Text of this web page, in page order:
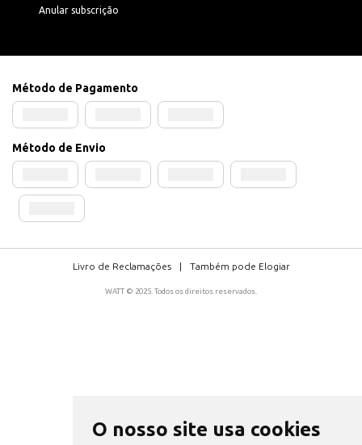
O nosso site usa cookies
Anular subscrição
Método de Pagamento
Método de Envio
Livro de Reclamações | Também pode Elogiar
WATT © 2025. Todos os direitos reservados.